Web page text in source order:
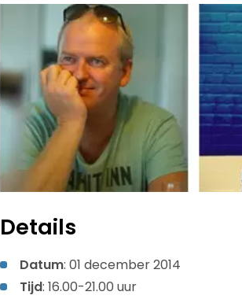
Details
Datum: 01 december 2014
Tijd: 16.00-21.00 uur